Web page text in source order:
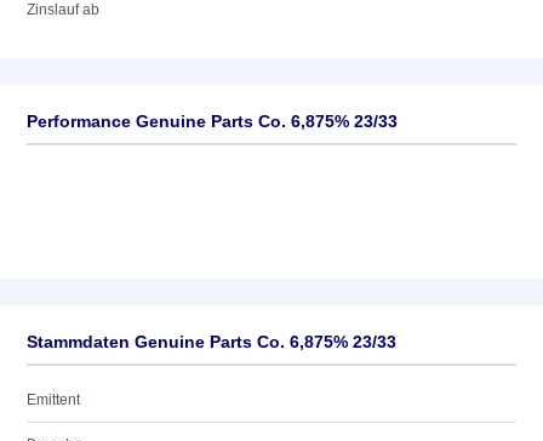
Zinslauf ab
Performance Genuine Parts Co. 6,875% 23/33
Stammdaten Genuine Parts Co. 6,875% 23/33
Emittent